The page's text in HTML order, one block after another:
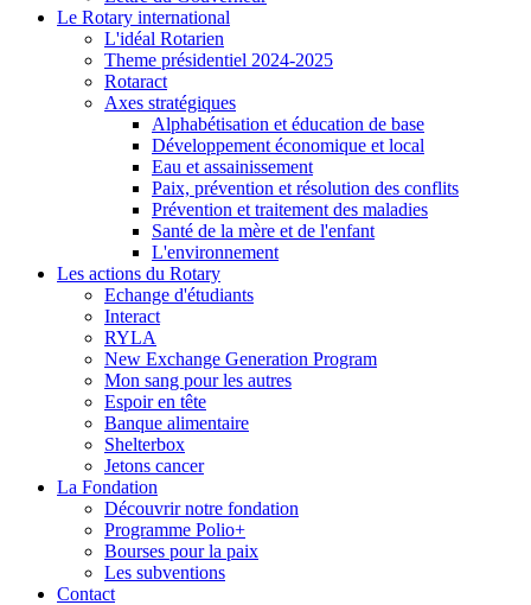
Le Rotary international
L'idéal Rotarien
Theme présidentiel 2024-2025
Rotaract
Axes stratégiques
Alphabétisation et éducation de base
Développement économique et local
Eau et assainissement
Paix, prévention et résolution des conflits
Prévention et traitement des maladies
Santé de la mère et de l'enfant
L'environnement
Les actions du Rotary
Echange d'étudiants
Interact
RYLA
New Exchange Generation Program
Mon sang pour les autres
Espoir en tête
Banque alimentaire
Shelterbox
Jetons cancer
La Fondation
Découvrir notre fondation
Programme Polio+
Bourses pour la paix
Les subventions
Contact